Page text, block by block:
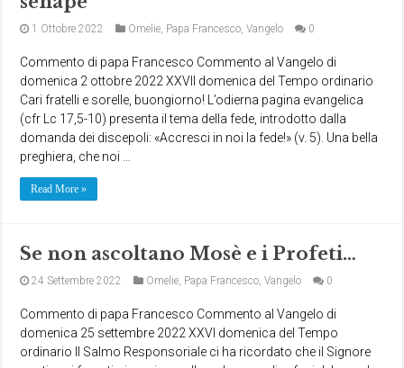
1 Ottobre 2022 Omelie, Papa Francesco,Vangelo 0
Commento di papa Francesco Commento al Vangelo di
domenica 2 ottobre 2022 XXVII domenica del Tempo ordinario
Cari fratelli e sorelle, buongiorno! L’odierna pagina evangelica
(cfr Lc 17,5-10) presenta il tema della fede, introdotto dalla
domanda dei discepoli: «Accresci in noi la fede!» (v. 5). Una bella
preghiera, che noi …
Read More »
Se non ascoltano Mosè e i Profeti…
24 Settembre 2022 Omelie, Papa Francesco,Vangelo 0
Commento di papa Francesco Commento al Vangelo di
domenica 25 settembre 2022 XXVI domenica del Tempo
ordinario Il Salmo Responsoriale ci ha ricordato che il Signore